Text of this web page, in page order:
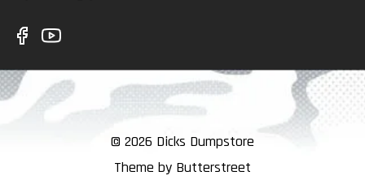
© 2026 Dicks Dumpstore
Theme by Butterstreet